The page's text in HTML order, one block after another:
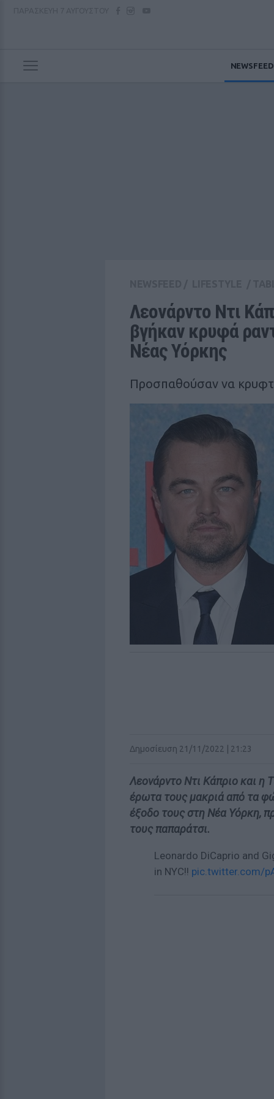
NEWSFEED
Λεονάρντο Ντι
βγήκαν κρυφά
Νέας Υόρκης
Προσπαθούσαν να
Δημοσίευση 21/11/2022 | 21:23
Λεονάρντο Ντι Κάπριο και η
έρωτα τους μακριά από τα
έξοδο τους στη Νέα Υόρκη,
τους παπαράτσι.
Leonardo DiCaprio and
in NYC!! pic.twitter.com/